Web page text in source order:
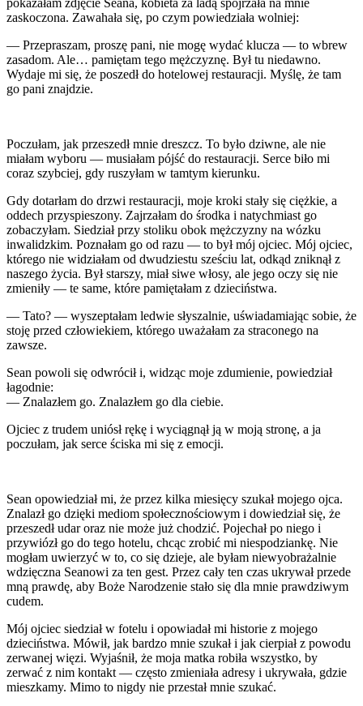
zaskoczona. Zawahała się, po czym powiedziała wolniej:
— Przepraszam, proszę pani, nie mogę wydać klucza — to wbrew
zasadom. Ale… pamiętam tego mężczyznę. Był tu niedawno.
Wydaje mi się, że poszedł do hotelowej restauracji. Myślę, że tam
go pani znajdzie.
Poczułam, jak przeszedł mnie dreszcz. To było dziwne, ale nie
miałam wyboru — musiałam pójść do restauracji. Serce biło mi
coraz szybciej, gdy ruszyłam w tamtym kierunku.
Gdy dotarłam do drzwi restauracji, moje kroki stały się ciężkie, a
oddech przyspieszony. Zajrzałam do środka i natychmiast go
zobaczyłam. Siedział przy stoliku obok mężczyzny na wózku
inwalidzkim. Poznałam go od razu — to był mój ojciec. Mój ojciec,
którego nie widziałam od dwudziestu sześciu lat, odkąd zniknął z
naszego życia. Był starszy, miał siwe włosy, ale jego oczy się nie
zmieniły — te same, które pamiętałam z dzieciństwa.
— Tato? — wyszeptałam ledwie słyszalnie, uświadamiając sobie, że
stoję przed człowiekiem, którego uważałam za straconego na
zawsze.
Sean powoli się odwrócił i, widząc moje zdumienie, powiedział
łagodnie:
— Znalazłem go. Znalazłem go dla ciebie.
Ojciec z trudem uniósł rękę i wyciągnął ją w moją stronę, a ja
poczułam, jak serce ściska mi się z emocji.
Sean opowiedział mi, że przez kilka miesięcy szukał mojego ojca.
Znalazł go dzięki mediom społecznościowym i dowiedział się, że
przeszedł udar oraz nie może już chodzić. Pojechał po niego i
przywiózł go do tego hotelu, chcąc zrobić mi niespodziankę. Nie
mogłam uwierzyć w to, co się dzieje, ale byłam niewyobrażalnie
wdzięczna Seanowi za ten gest. Przez cały ten czas ukrywał przede
mną prawdę, aby Boże Narodzenie stało się dla mnie prawdziwym
cudem.
Mój ojciec siedział w fotelu i opowiadał mi historie z mojego
dzieciństwa. Mówił, jak bardzo mnie szukał i jak cierpiał z powodu
zerwanej więzi. Wyjaśnił, że moja matka robiła wszystko, by
zerwać z nim kontakt — często zmieniała adresy i ukrywała, gdzie
mieszkamy. Mimo to nigdy nie przestał mnie szukać.